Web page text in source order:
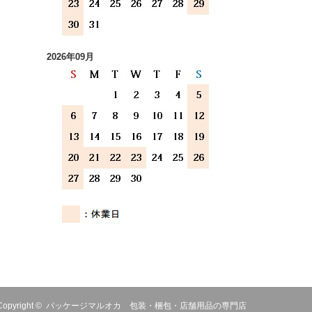
2026年09月
© パッケージマルオカ 包装・梱包・店舗用品の専門店